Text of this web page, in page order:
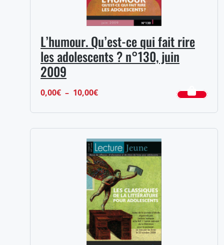
L’humour. Qu’est-ce qui fait rire
les adolescents ? n°130, juin
2009
0,00€ – 10,00€Plage
0,00€
à
10,00€